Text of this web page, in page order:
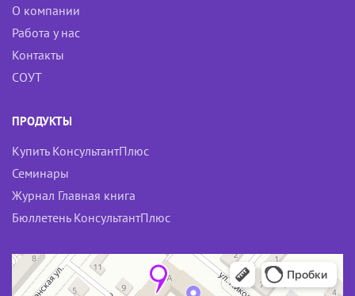
О компании
Работа у нас
Контакты
СОУТ
ПРОДУКТЫ
Купить КонсультантПлюс
Семинары
Журнал Главная книга
Бюллетень КонсультантПлюс